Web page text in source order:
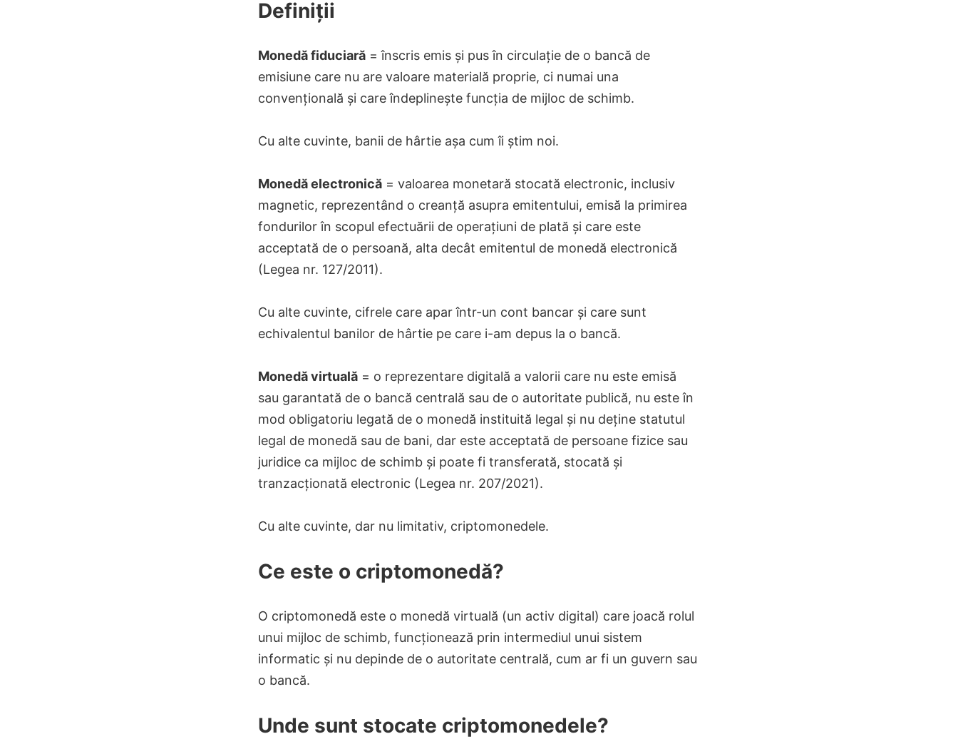
Definiții
Monedă fiduciară = înscris emis și pus în circulație de o bancă de
emisiune care nu are valoare materială proprie, ci numai una
convențională și care îndeplinește funcția de mijloc de schimb.
Cu alte cuvinte, banii de hârtie așa cum îi știm noi.
Monedă electronică = valoarea monetară stocată electronic, inclusiv
magnetic, reprezentând o creanță asupra emitentului, emisă la primirea
fondurilor în scopul efectuării de operațiuni de plată și care este
acceptată de o persoană, alta decât emitentul de monedă electronică
(Legea nr. 127/2011).
Cu alte cuvinte, cifrele care apar într-un cont bancar și care sunt
echivalentul banilor de hârtie pe care i-am depus la o bancă.
Monedă virtuală = o reprezentare digitală a valorii care nu este emisă
sau garantată de o bancă centrală sau de o autoritate publică, nu este în
mod obligatoriu legată de o monedă instituită legal și nu deține statutul
legal de monedă sau de bani, dar este acceptată de persoane fizice sau
juridice ca mijloc de schimb și poate fi transferată, stocată și
tranzacționată electronic (Legea nr. 207/2021).
Cu alte cuvinte, dar nu limitativ, criptomonedele.
Ce este o criptomonedă?
O criptomonedă este o monedă virtuală (un activ digital) care joacă rolul
unui mijloc de schimb, funcționează prin intermediul unui sistem
informatic și nu depinde de o autoritate centrală, cum ar fi un guvern sau
o bancă.
Unde sunt stocate criptomonedele?